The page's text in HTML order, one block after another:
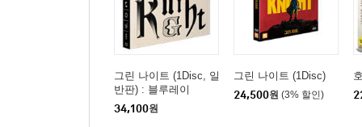
그린 나이트 (1Disc, 일
반판) : 블루레이
34,100원
그린 나이트 (1Disc)
24,500원 (3% 할인)